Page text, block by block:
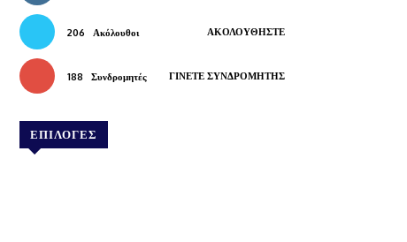
206 Ακόλουθοι ΑΚΟΛΟΥΘΉΣΤΕ
188 Συνδρομητές ΓΊΝΕΤΕ ΣΥΝΔΡΟΜΗΤΉΣ
ΕΠΙΛΟΓΕΣ